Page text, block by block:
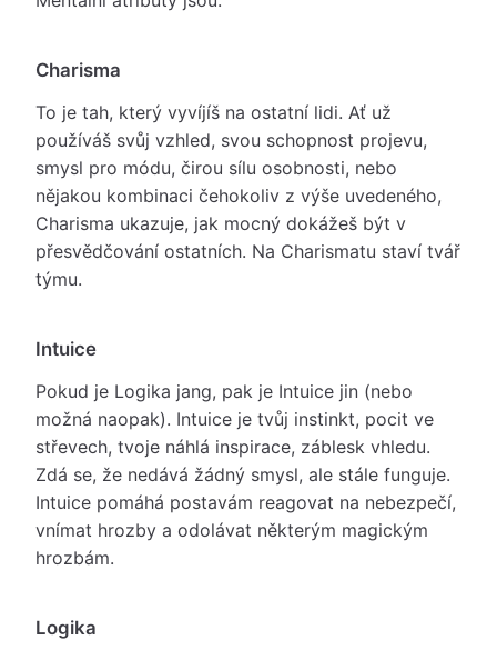
Charisma
To je tah, který vyvíjíš na ostatní lidi. Ať už
používáš svůj vzhled, svou schopnost projevu,
smysl pro módu, čirou sílu osobnosti, nebo
nějakou kombinaci čehokoliv z výše uvedeného,
Charisma ukazuje, jak mocný dokážeš být v
přesvědčování ostatních. Na Charismatu staví tvář
týmu.
Intuice
Pokud je Logika jang, pak je Intuice jin (nebo
možná naopak). Intuice je tvůj instinkt, pocit ve
střevech, tvoje náhlá inspirace, záblesk vhledu.
Zdá se, že nedává žádný smysl, ale stále funguje.
Intuice pomáhá postavám reagovat na nebezpečí,
vnímat hrozby a odolávat některým magickým
hrozbám.
Logika